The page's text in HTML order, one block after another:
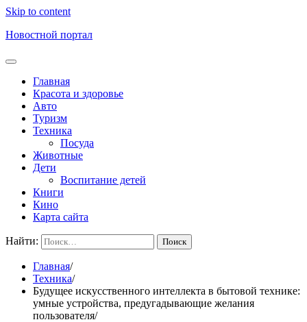
Skip to content
Новостной портал
Главная
Красота и здоровье
Авто
Туризм
Техника
Посуда
Животные
Дети
Воспитание детей
Книги
Кино
Карта сайта
Найти:
Главная
Техника
Будущее искусственного интеллекта в бытовой технике:
умные устройства, предугадывающие желания
пользователя